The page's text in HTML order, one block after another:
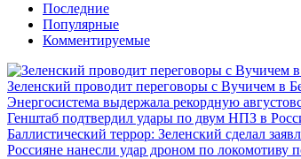
Последние
Популярные
Комментируемые
Зеленский проводит переговоры с Вучичем в
Энергосистема выдержала рекордную
Генштаб подтвердил удары по двум НПЗ в
Баллистический террор: Зеленский сделал
Россияне нанесли удар дроном по локомотиву